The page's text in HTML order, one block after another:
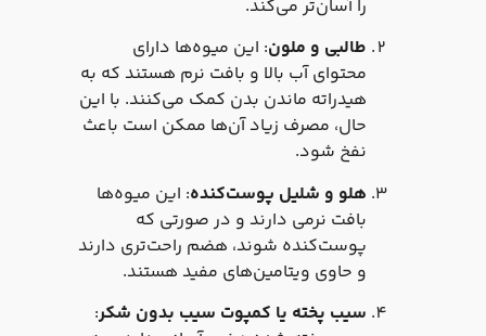
را آسان‌تر می‌کند.
طالبی و ملون: این میوه‌ها دارای
محتوای آب بالا و بافت نرم هستند که به
هیدراته ماندن بدن کمک می‌کنند. با این
حال، مصرف زیاد آن‌ها ممکن است باعث
نفخ شود.
هلو و شلیل پوست‌کنده: این میوه‌ها
بافت نرمی دارند و در صورتی که
پوست‌کنده شوند، هضم راحت‌تری دارند
و حاوی ویتامین‌های مفید هستند.
سیب پخته یا کمپوت سیب بدون شکر: